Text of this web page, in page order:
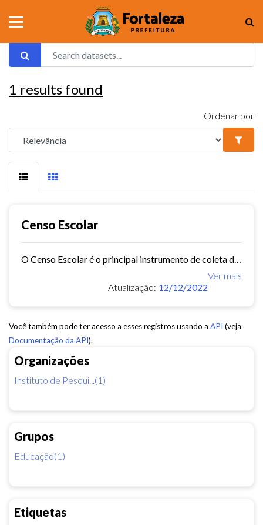
Organizações
Instituto de Pesqui...(1)
Grupos
Educação(1)
Etiquetas
1 results found
Ordenar por
Censo Escolar
Ver mais
Atualização: 12/12/2022
Você também pode ter acesso a esses registros usando a API (veja
Documentação da API).